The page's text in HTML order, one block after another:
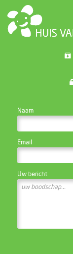
Naam
Email
Uw bericht